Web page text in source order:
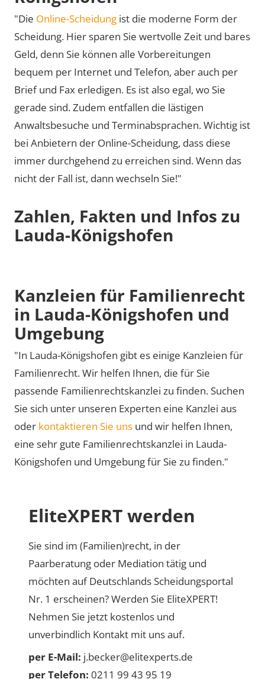
"Die Online-Scheidung ist die moderne Form der
Scheidung. Hier sparen Sie wertvolle Zeit und bares
Geld, denn Sie können alle Vorbereitungen
bequem per Internet und Telefon, aber auch per
Brief und Fax erledigen. Es ist also egal, wo Sie
gerade sind. Zudem entfallen die lästigen
Anwaltsbesuche und Terminabsprachen. Wichtig ist
bei Anbietern der Online-Scheidung, dass diese
immer durchgehend zu erreichen sind. Wenn das
nicht der Fall ist, dann wechseln Sie!"
Zahlen, Fakten und Infos zu
Lauda-Königshofen
Kanzleien für Familienrecht
in Lauda-Königshofen und
Umgebung
"In Lauda-Königshofen gibt es einige Kanzleien für
Familienrecht. Wir helfen Ihnen, die für Sie
passende Familienrechtskanzlei zu finden. Suchen
Sie sich unter unseren Experten eine Kanzlei aus
oder kontaktieren Sie uns und wir helfen Ihnen,
eine sehr gute Familienrechtskanzlei in Lauda-
Königshofen und Umgebung für Sie zu finden."
EliteXPERT werden
Sie sind im (Familien)recht, in der
Paarberatung oder Mediation tätig und
möchten auf Deutschlands Scheidungsportal
Nr. 1 erscheinen? Werden Sie EliteXPERT!
Nehmen Sie jetzt kostenlos und
unverbindlich Kontakt mit uns auf.
per E-Mail: j.becker@elitexperts.de
per Telefon: 0211 99 43 95 19